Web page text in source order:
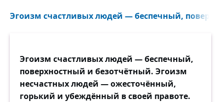
Эгоизм счастливых людей — беспечный,
Эгоизм счастливых людей — беспечный,
поверхностный и безотчётный. Эгоизм
несчастных людей — ожесточённый,
горький и убеждённый в своей правоте.